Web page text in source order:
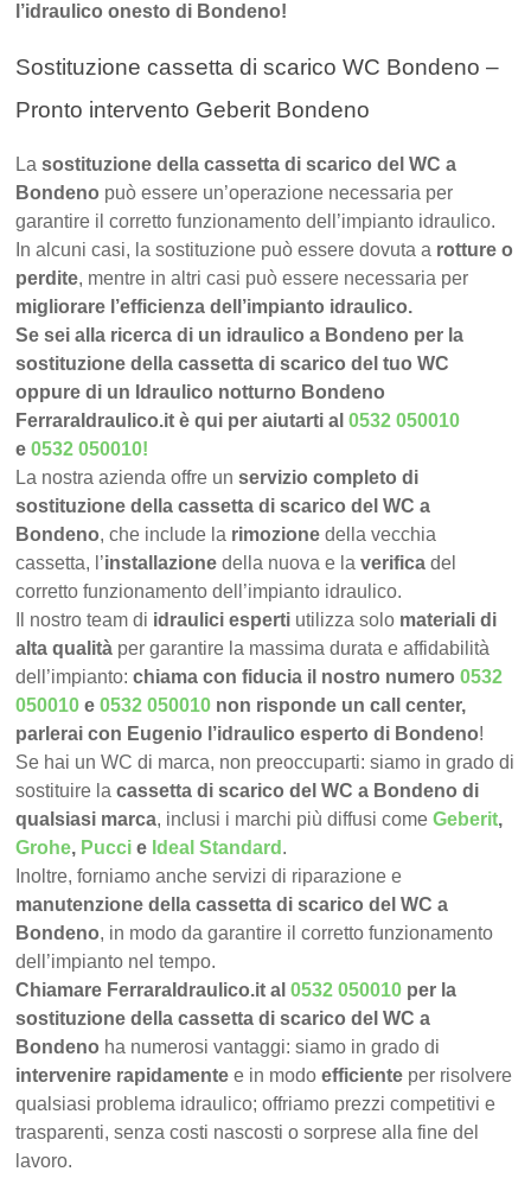
l’idraulico onesto di Bondeno!
Sostituzione cassetta di scarico WC Bondeno –
Pronto intervento Geberit Bondeno
Lasostituzione della cassetta di scarico del WC a
Bondeno può essere un’operazione necessaria per
garantire il corretto funzionamento dell’impianto idraulico.
In alcuni casi, la sostituzione può essere dovuta a rotture o
perdite, mentre in altri casi può essere necessaria per
migliorare l’efficienza dell’impianto idraulico.
Se sei alla ricerca di un idraulico a Bondeno per la
sostituzione della cassetta di scarico del tuo WC
oppure di un Idraulico notturno Bondeno
FerraraIdraulico.it è qui per aiutarti al0532 050010
e0532 050010!
La nostra azienda offre unservizio completo di
sostituzione della cassetta di scarico del WC a
Bondeno, che include la rimozione della vecchia
cassetta, l’installazione della nuova e laverifica del
corretto funzionamento dell’impianto idraulico.
Il nostro team di idraulici esperti utilizza solo materiali di
alta qualità per garantire la massima durata e affidabilità
dell’impianto:chiama con fiducia il nostro numero0532
050010 e0532 050010 non risponde un call center,
parlerai con Eugenio l’idraulico esperto di Bondeno!
Se hai un WC di marca, non preoccuparti: siamo in grado di
sostituire lacassetta di scarico del WC a Bondeno di
qualsiasi marca, inclusi i marchi più diffusi comeGeberit,
Grohe, Pucci e Ideal Standard .
Inoltre, forniamo anche servizi di riparazione e
manutenzione della cassetta di scarico del WC a
Bondeno, in modo da garantire il corretto funzionamento
dell’impianto nel tempo.
Chiamare FerraraIdraulico.it al0532 050010 per la
sostituzione della cassetta di scarico del WC a
Bondeno ha numerosi vantaggi: siamo in grado di
intervenire rapidamente e in modoefficiente per risolvere
qualsiasi problema idraulico; offriamo prezzi competitivi e
trasparenti, senza costi nascosti o sorprese alla fine del
lavoro.